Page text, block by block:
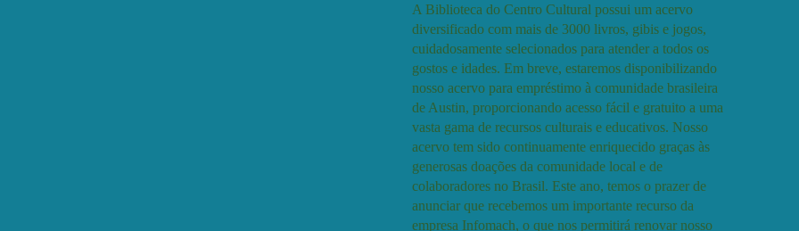
A Biblioteca do Centro Cultural possui um acervo
diversificado com mais de 3000 livros, gibis e jogos,
cuidadosamente selecionados para atender a todos os
gostos e idades. Em breve, estaremos disponibilizando
nosso acervo para empréstimo à comunidade brasileira
de Austin, proporcionando acesso fácil e gratuito a uma
vasta gama de recursos culturais e educativos. Nosso
acervo tem sido continuamente enriquecido graças às
generosas doações da comunidade local e de
colaboradores no Brasil. Este ano, temos o prazer de
anunciar que recebemos um importante recurso da
empresa Infomach, o que nos permitirá renovar nosso